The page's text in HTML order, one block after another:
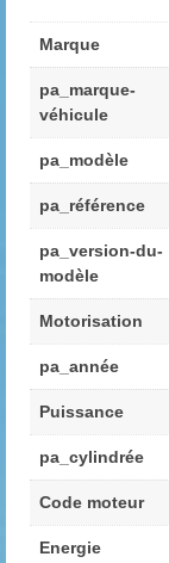
Marque
pa_marque-
véhicule
pa_modèle
pa_référence
pa_version-du-
modèle
Motorisation
pa_année
Puissance
pa_cylindrée
Code moteur
Energie